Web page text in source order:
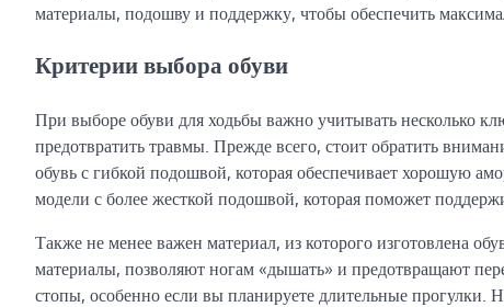
материалы, подошву и поддержку, чтобы обеспечить
Критерии выбора обуви
При выборе обуви для ходьбы важно учитывать несколько
предотвратить травмы. Прежде всего, стоит обратить
обувь с гибкой подошвой, которая обеспечивает хорошую
модели с более жесткой подошвой, которая поможет
Также не менее важен материал, из которого изготовлена
материалы, позволяют ногам «дышать» и предотвращают
стопы, особенно если вы планируете длительные прогулки.